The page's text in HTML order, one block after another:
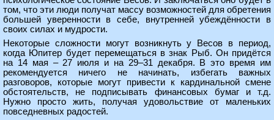
том, что эти люди получат массу возможностей для обретения
большей уверенности в себе, внутренней убеждённости в
своих силах и мудрости.
Некоторые сложности могут возникнуть у Весов в период,
когда Юпитер будет перемещаться в знак Рыб. Он придётся
на 14 мая – 27 июля и на 29–31 декабря. В это время им
рекомендуется ничего не начинать, избегать важных
разговоров, которые могут привести к кардинальной смене
обстоятельств, не подписывать финансовых бумаг и т.д.
Нужно просто жить, получая удовольствие от маленьких
повседневных радостей.